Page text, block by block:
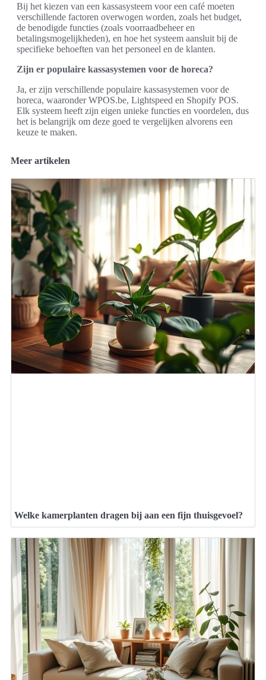
Bij het kiezen van een kassasysteem voor een café moeten
verschillende factoren overwogen worden, zoals het budget,
de benodigde functies (zoals voorraadbeheer en
betalingsmogelijkheden), en hoe het systeem aansluit bij de
specifieke behoeften van het personeel en de klanten.
Zijn er populaire kassasystemen voor de horeca?
Ja, er zijn verschillende populaire kassasystemen voor de
horeca, waaronder WPOS.be, Lightspeed en Shopify POS.
Elk systeem heeft zijn eigen unieke functies en voordelen, dus
het is belangrijk om deze goed te vergelijken alvorens een
keuze te maken.
Meer artikelen
Welke kamerplanten dragen bij aan een fijn thuisgevoel?